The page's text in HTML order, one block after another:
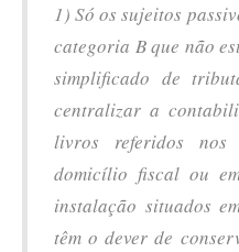
1) Só os sujeitos
categoria B que não
simplificado de
centralizar a
livros referidos
domicílio fiscal ou
instalação situados
têm o dever de